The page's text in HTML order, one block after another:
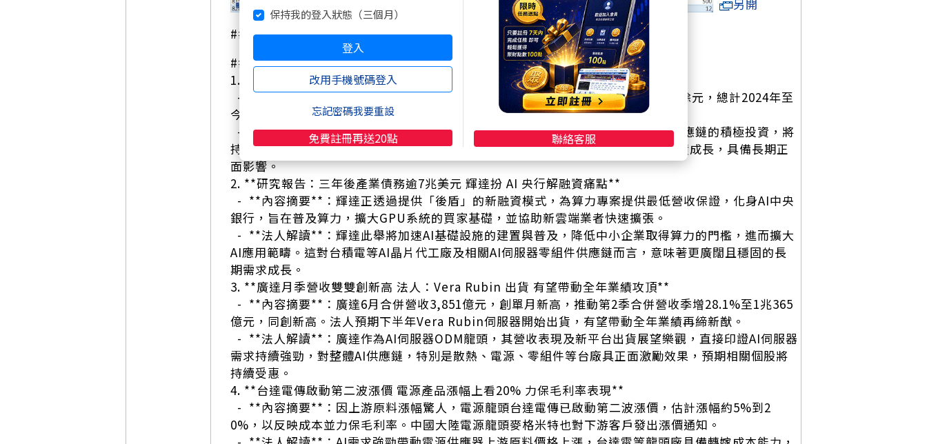
另開
### 二、新聞摘要 🌎
#### 📈 利多消息
1. **科技業「獵廠」工業地產火熱 將成商用不動產交易領頭羊**
- **內容摘要**：輝達台灣供應鏈積極擴廠，今年上半年廠房收購金額已達530億餘元，總計2024年至
今廠房投資超過1,300億元，工業地產將持續成為商用不動產市場交易的領頭羊。
- **法人解讀**：此消息明確指出AI產業鏈在台灣的擴張動能強勁，特別是輝達供應鏈的積極投資，將
持續帶動相關半導體設備、材料、廠務工程及自動化等台股供應鏈的訂單需求與業績成長，具備長期正
面影響。
2. **研究報告：三年後產業債務逾7兆美元 輝達扮 AI 央行解融資痛點**
- **內容摘要**：輝達正透過提供「後盾」的新融資模式，為算力專案提供最低營收保證，化身AI中央
銀行，旨在普及算力，擴大GPU系統的買家基礎，並協助新雲端業者快速擴張。
- **法人解讀**：輝達此舉將加速AI基礎設施的建置與普及，降低中小企業取得算力的門檻，進而擴大
AI應用範疇。這對台積電等AI晶片代工廠及相關AI伺服器零組件供應鏈而言，意味著更廣闊且穩固的長
期需求成長。
3. **廣達月季營收雙雙創新高 法人：Vera Rubin 出貨 有望帶動全年業績攻頂**
- **內容摘要**：廣達6月合併營收3,851億元，創單月新高，推動第2季合併營收季增28.1%至1兆365
億元，同創新高。法人預期下半年Vera Rubin伺服器開始出貨，有望帶動全年業績再締新猷。
- **法人解讀**：廣達作為AI伺服器ODM龍頭，其營收表現及新平台出貨展望樂觀，直接印證AI伺服器
需求持續強勁，對整體AI供應鏈，特別是散熱、電源、零組件等台廠具正面激勵效果，預期相關個股將
持續受惠。
4. **台達電傳啟動第二波漲價 電源產品漲幅上看20% 力保毛利率表現**
- **內容摘要**：因上游原料漲幅驚人，電源龍頭台達電傳已啟動第二波漲價，估計漲幅約5%到2
0%，以反映成本並力保毛利率。中國大陸電源龍頭麥格米特也對下游客戶發出漲價通知。
保持我的登入狀態（三個月）
登入
改用手機號碼登入
忘記密碼我要重設
免費註冊再送20點 聯絡客服